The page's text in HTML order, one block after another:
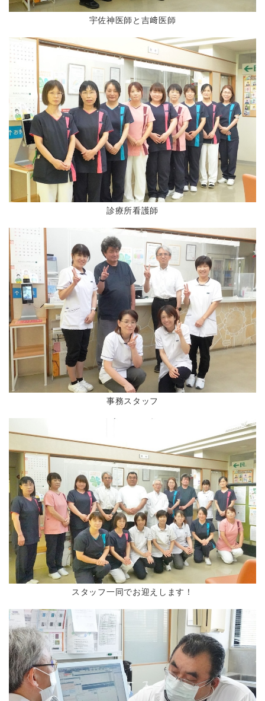
宇佐神医師と吉﨑医師
診療所看護師
事務スタッフ
スタッフ一同でお迎えします！